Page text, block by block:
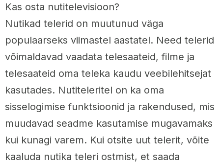
Kas osta nutitelevisioon?
Nutikad telerid on muutunud väga
populaarseks viimastel aastatel. Need telerid
võimaldavad vaadata telesaateid, filme ja
telesaateid oma teleka kaudu veebilehitsejat
kasutades. Nutiteleritel on ka oma
sisselogimise funktsioonid ja rakendused, mis
muudavad seadme kasutamise mugavamaks
kui kunagi varem. Kui otsite uut telerit, võite
kaaluda nutika teleri ostmist, et saada